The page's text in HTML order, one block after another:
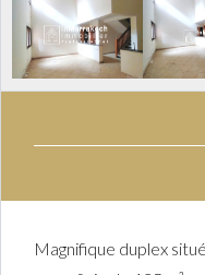
Magnifique duplex